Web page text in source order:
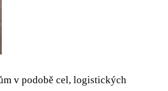
v podobě cel, logistických